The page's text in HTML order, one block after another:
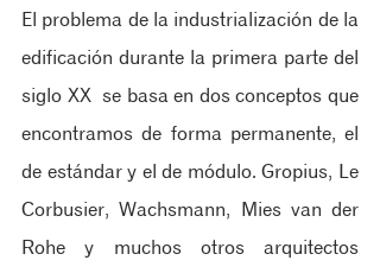
El problema de la industrialización de la
edificación durante la primera parte del
siglo XX  se basa en dos conceptos que
encontramos de forma permanente, el
de estándar y el de módulo. Gropius, Le
Corbusier, Wachsmann, Mies van der
Rohe y muchos otros arquitectos